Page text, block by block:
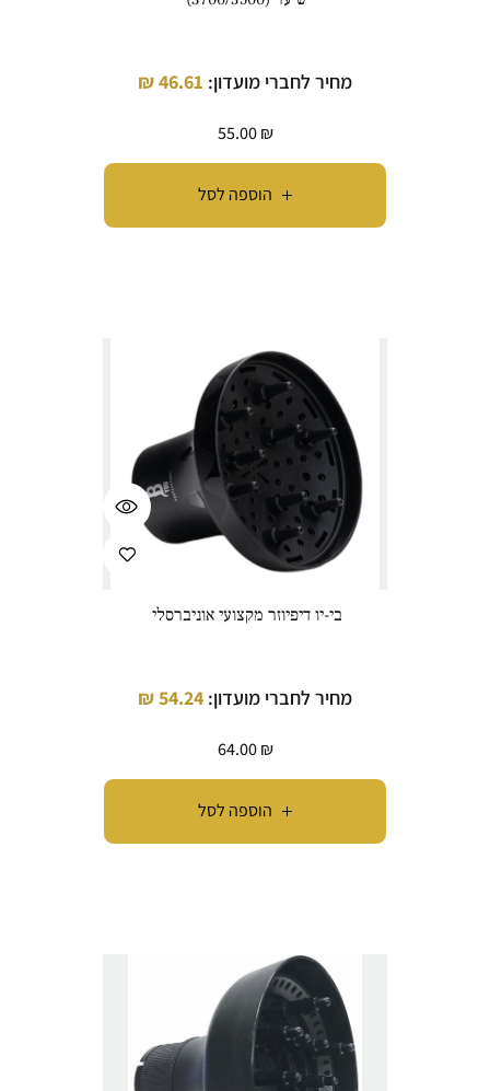
הוספה לסל
מחיר לחברי מועדון: 46.61
₪
55.00₪
הוספה לסל
בי-יו דיפיוזר מקצועי אוניברסלי
מחיר לחברי מועדון: 54.24
₪
64.00₪